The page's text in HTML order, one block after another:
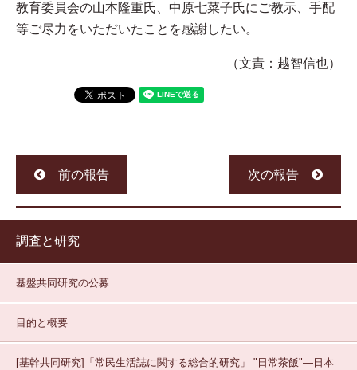
教育委員会の山本隆重氏、中原七菜子氏にご教示、手配
等ご尽力をいただいたことを感謝したい。
（文責：越智信也）
前の報告 次の報告
調査と研究
基盤共同研究の公募
目的と概要
[基幹共同研究]「常民生活誌に関する総合的研究」
"日常茶飯"—日本